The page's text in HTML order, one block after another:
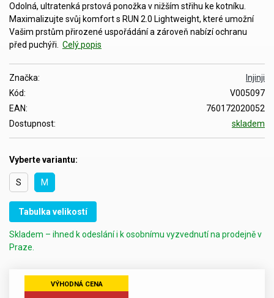
Odolná, ultratenká prstová ponožka v nižším střihu ke kotníku.
Maximalizujte svůj komfort s RUN 2.0 Lightweight, které umožní
Vašim prstům přirozené uspořádání a zároveň nabízí ochranu
před puchýři.
Celý popis
Injinji
Značka:
V005097
Kód:
760172020052
EAN:
skladem
Dostupnost:
Vyberte variantu:
S M
Tabulka velikostí
Skladem – ihned k odeslání i k osobnímu vyzvednutí na prodejně v
Praze.